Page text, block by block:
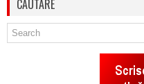
CAUTARE